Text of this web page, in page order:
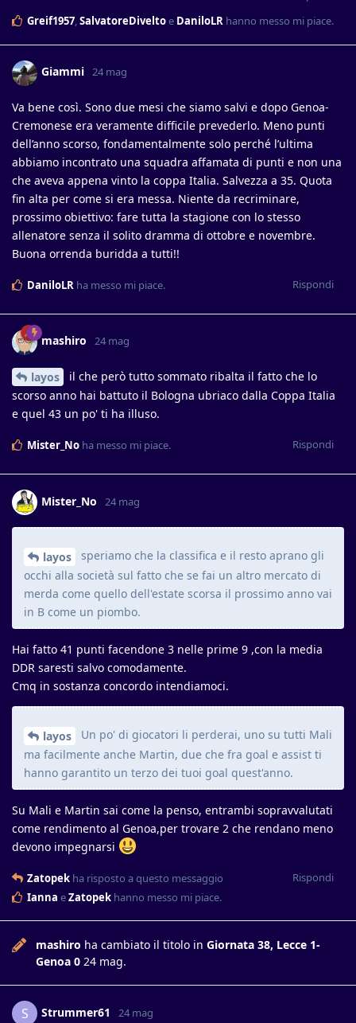
Greif1957 SalvatoreDiveltoe DaniloLR hanno messo mi piace.
Giammi 24 mag
Va bene così. Sono due mesi che siamo salvi e dopo Genoa-
Cremonese era veramente difficile prevederlo. Meno punti
dell’anno scorso, fondamentalmente solo perché l’ultima
abbiamo incontrato una squadra affamata di punti e non una
che aveva appena vinto la coppa Italia. Salvezza a 35. Quota
fin alta per come si era messa. Niente da recriminare,
prossimo obiettivo: fare tutta la stagione con lo stesso
allenatore senza il solito dramma di ottobre e novembre.
Buona orrenda buridda a tutti!!
Rispondi
DaniloLR ha messo mi piace.
mashiro 24 mag
layos
il che però tutto sommato ribalta il fatto che lo
scorso anno hai battuto il Bologna ubriaco dalla Coppa Italia
e quel 43 un po' ti ha illuso.
Rispondi
Mister_No ha messo mi piace.
Mister_No 24 mag
layos
speriamo che la classifica e il resto aprano gli
occhi alla società sul fatto che se fai un altro mercato di
merda come quello dell'estate scorsa il prossimo anno vai
in B come un piombo.
Hai fatto 41 punti facendone 3 nelle prime 9 ,con la media
DDR saresti salvo comodamente.
Cmq in sostanza concordo intendiamoci.
layos
Un po' di giocatori li perderai, uno su tutti Mali
ma facilmente anche Martin, due che fra goal e assist ti
hanno garantito un terzo dei tuoi goal quest'anno.
Su Mali e Martin sai come la penso, entrambi sopravvalutati
come rendimento al Genoa,per trovare 2 che rendano meno
devono impegnarsi
Rispondi
Zatopek ha risposto a questo messaggio
Ianna eZatopek hanno messo mi piace.
mashiro ha cambiato il titolo in Giornata 38, Lecce 1-
Genoa 0 24 mag.
S Strummer61 24 mag